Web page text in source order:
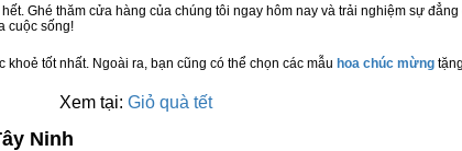
Ghé thăm cửa hàng của chúng tôi ngay hôm nay và trải nghiệm sự
cuộc sống!
tốt nhất. Ngoài ra, bạn cũng có thể chọn các mẫu hoa chúc mừng
Xem tại: Giỏ quà tết
Ninh